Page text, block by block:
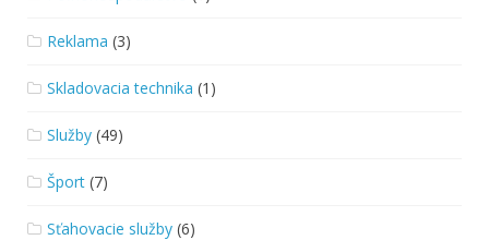
Reklama (3)
Skladovacia technika (1)
Služby (49)
Šport (7)
Sťahovacie služby (6)